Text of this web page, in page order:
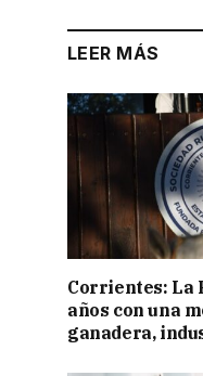
LEER MÁS
Corrientes: La
años con una
ganadera,